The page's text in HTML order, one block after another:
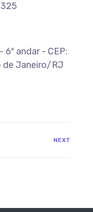
andar - CEP:
de Janeiro/RJ
NEXT